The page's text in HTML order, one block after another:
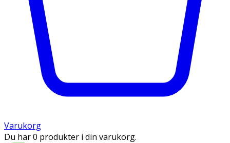
Varukorg
Du har 0 produkter i din varukorg.